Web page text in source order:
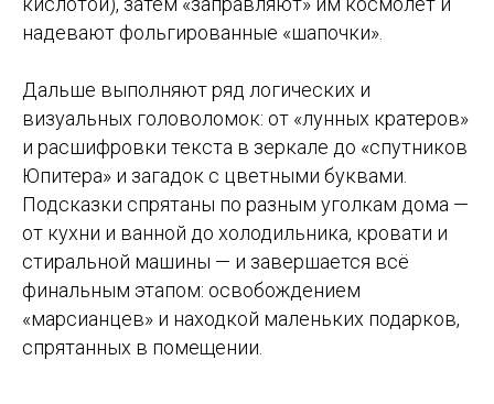
надевают фольгированные «шапочки».
Дальше выполняют ряд логических и
визуальных головоломок: от «лунных кратеров»
и расшифровки текста в зеркале до «спутников
Юпитера» и загадок с цветными буквами.
Подсказки спрятаны по разным уголкам дома —
от кухни и ванной до холодильника, кровати и
стиральной машины — и завершается всё
финальным этапом: освобождением
«марсианцев» и находкой маленьких подарков,
спрятанных в помещении.